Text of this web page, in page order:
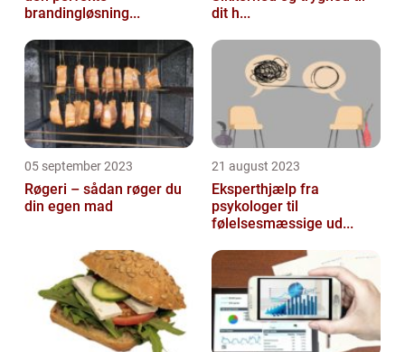
brandingløsning...
dit h...
05 september 2023
Røgeri – sådan røger du
din egen mad
21 august 2023
Eksperthjælp fra
psykologer til
følelsesmæssige ud...